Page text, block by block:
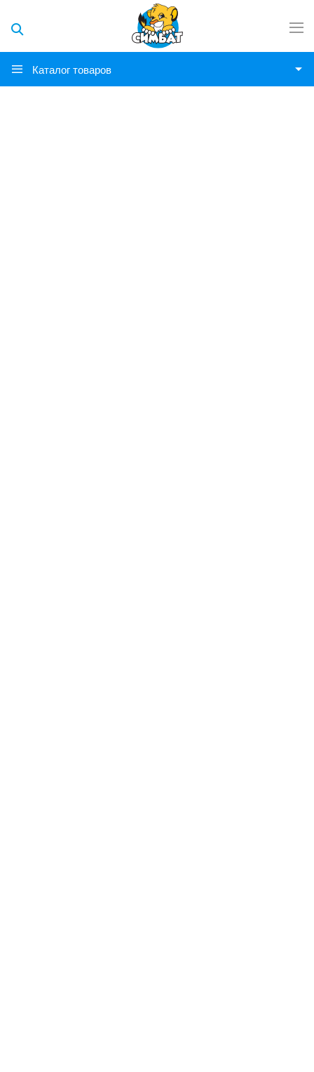
Каталог товаров